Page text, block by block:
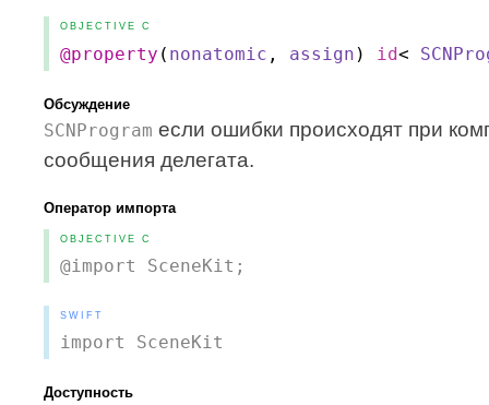
OBJECTIVE C
@property ( nonatomic , assign ) id<
Обсуждение
SCNProgram если ошибки происходят при
сообщения делегата.
Оператор импорта
OBJECTIVE C
@import SceneKit;
SWIFT
import SceneKit
Доступность